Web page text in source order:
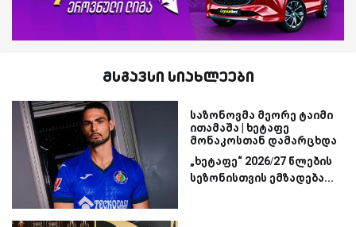
მსგავსი სიახლეები
საზონოვმა მეორე ტაიმი
ითამაშა | ხეტაფე
მონაკოსთან დამარცხდა
„ხეტაფე“ 2026/27 წლების
სეზონისთვის ემზადება...